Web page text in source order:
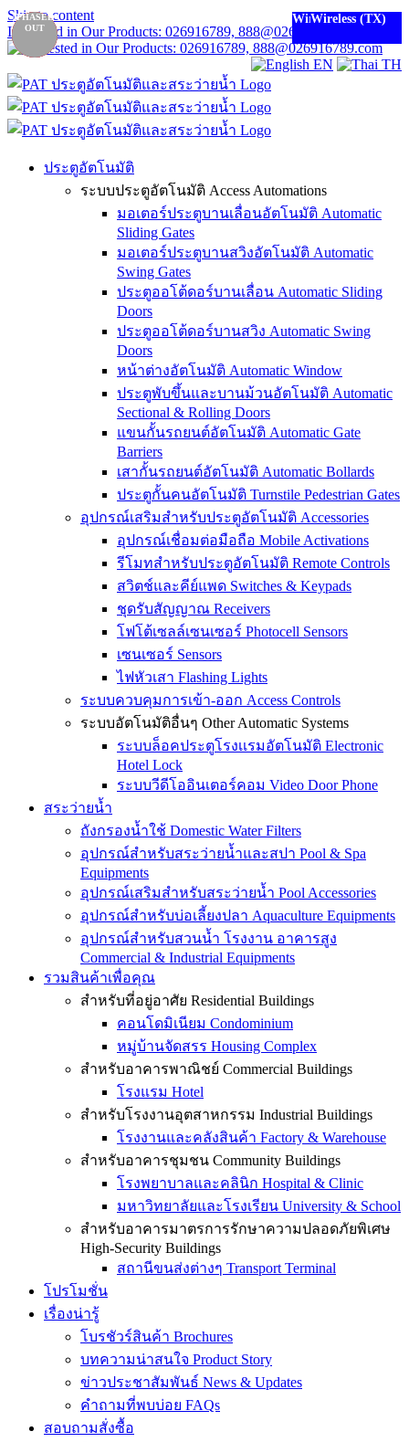
Skip to content
Interested in Our Products: 026916789, 888@026916789.com
EN TH
ประตูอัตโนมัติ
ระบบประตูอัตโนมัติ Access Automations
มอเตอร์ประตูบานเลื่อนอัตโนมัติ Automatic
Sliding Gates
มอเตอร์ประตูบานสวิงอัตโนมัติ Automatic
Swing Gates
ประตูออโต้ดอร์บานเลื่อน Automatic Sliding
Doors
ประตูออโต้ดอร์บานสวิง Automatic Swing
Doors
หน้าต่างอัตโนมัติ Automatic Window
ประตูพับขึ้นและบานม้วนอัตโนมัติ Automatic
Sectional & Rolling Doors
แขนกั้นรถยนต์อัตโนมัติ Automatic Gate
Barriers
เสากั้นรถยนต์อัตโนมัติ Automatic Bollards
ประตูกั้นคนอัตโนมัติ Turnstile Pedestrian Gates
อุปกรณ์เสริมสำหรับประตูอัตโนมัติ Accessories
อุปกรณ์เชื่อมต่อมือถือ Mobile Activations
รีโมทสำหรับประตูอัตโนมัติ Remote Controls
สวิตช์และคีย์แพด Switches & Keypads
ชุดรับสัญญาณ Receivers
โฟโต้เซลล์เซนเซอร์ Photocell Sensors
เซนเซอร์ Sensors
ไฟหัวเสา Flashing Lights
ระบบควบคุมการเข้า-ออก Access Controls
ระบบอัตโนมัติอื่นๆ Other Automatic Systems
ระบบล็อคประตูโรงเเรมอัตโนมัติ Electronic
Hotel Lock
ระบบวีดีโออินเตอร์คอม Video Door Phone
สระว่ายน้ำ
ถังกรองน้ำใช้ Domestic Water Filters
อุปกรณ์สำหรับสระว่ายน้ำและสปา Pool & Spa
Equipments
อุปกรณ์เสริมสำหรับสระว่ายน้ำ Pool Accessories
อุปกรณ์สำหรับบ่อเลี้ยงปลา Aquaculture Equipments
อุปกรณ์สำหรับสวนน้ำ โรงงาน อาคารสูง
Commercial & Industrial Equipments
รวมสินค้าเพื่อคุณ
สำหรับที่อยู่อาศัย Residential Buildings
คอนโดมิเนียม Condominium
หมู่บ้านจัดสรร Housing Complex
สำหรับอาคารพาณิชย์ Commercial Buildings
โรงแรม Hotel
สำหรับโรงงานอุตสาหกรรม Industrial Buildings
โรงงานและคลังสินค้า Factory & Warehouse
สำหรับอาคารชุมชน Community Buildings
โรงพยาบาลและคลินิก Hospital & Clinic
มหาวิทยาลัยและโรงเรียน University & School
สำหรับอาคารมาตรการรักษาความปลอดภัยพิเศษ
High-Security Buildings
สถานีขนส่งต่างๆ Transport Terminal
โปรโมชั่น
เรื่องน่ารู้
โบรชัวร์สินค้า Brochures
บทความน่าสนใจ Product Story
ข่าวประชาสัมพันธ์ News & Updates
คำถามที่พบบ่อย FAQs
สอบถามสั่งซื้อ
Wireless
Wireless (TX)
Wireless (TX l RX)
PHASED
OUT
NEW
PHASED
OUT
PHASED
OUT
Special
order
Wireless (TX l RX)
PHASED
OUT
Wireless (TX)